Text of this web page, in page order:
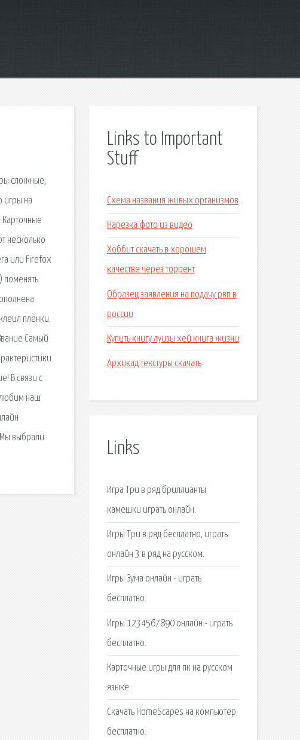
сложные,
игры на
несколько
или Firefox
поменять
плёнки.
Самый
В связи с
любим наш
выбрали.
Links to Important
Stuff
Схема названия живых организмов
Нарезка фото из видео
Хоббит скачать в хорошем
качестве через торрент
Образец заявления на подачу рвп в
россии
Купить книгу луизы хей книга жизни
Архикад текстуры скачать
Links
Игра Три в ряд бриллианты
камешки играть онлайн.
Игры Три в ряд бесплатно, играть
онлайн 3 в ряд на русском.
Игры Зума онлайн - играть
бесплатно.
Игры 1234567890 онлайн - играть
бесплатно.
Карточные игры для пк на русском
языке.
Скачать HomeScapes на компьютер
бесплатно.